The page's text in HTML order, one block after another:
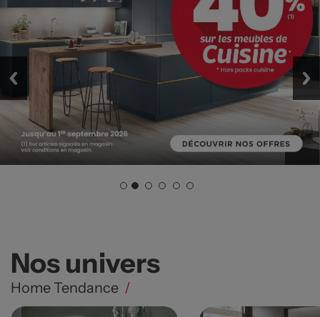
Nos univers
Home Tendance /